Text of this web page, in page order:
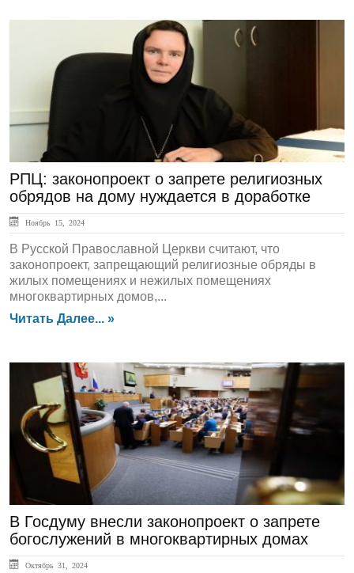
ЛЕНТА НОВОСТЕЙ
РПЦ: законопроект о запрете религиозных
обрядов на дому нуждается в доработке
Ноябрь 15, 2024
В Русской Православной Церкви считают, что
законопроект, запрещающий религиозные обряды в
жилых помещениях и нежилых помещениях
многоквартирных домов,...
Читать Далее... »
ЛЕНТА НОВОСТЕЙ
В Госдуму внесли законопроект о запрете
богослужений в многоквартирных домах
Октябрь 31, 2024